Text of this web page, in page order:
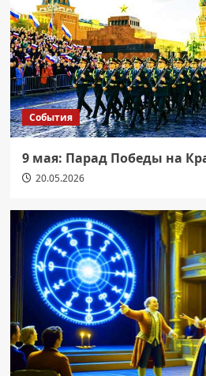
События
9 мая: Парад Победы на
20.05.2026